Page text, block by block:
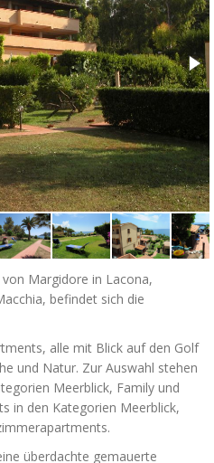
Margidore in Lacona,
befindet sich die
alle mit Blick auf den Golf
und Natur. Zur Auswahl stehen
Meerblick, Family und
in den Kategorien Meerblick,
überdachte gemauerte